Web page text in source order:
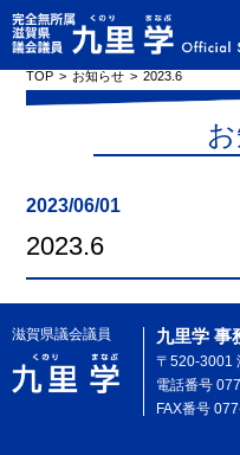
TOP お知らせ 2023.6
2023/06/01
2023.6
滋賀県議会議員 九里学 事
〒520-3001
電話番号
FAX番号